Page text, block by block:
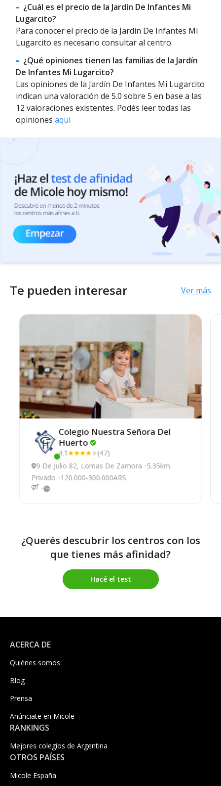
¿Cuál es el precio de la Jardín De Infantes Mi
Lugarcito?
Para conocer el precio de la Jardín De Infantes Mi
Lugarcito es necesario consultar al centro.
¿Qué opiniones tienen las familias de la Jardín
De Infantes Mi Lugarcito?
Las opiniones de la Jardín De Infantes Mi Lugarcito
indican una valoración de 5.0 sobre 5 en base a las
12 valoraciones existentes. Podés leer todas las
opiniones aquí
Te pueden interesar Ver más
Este centro ha estado online recientemente
Colegio Nuestra Señora Del
Huerto
4.1
(47)
9 De Julio 82, Lomas De Zamora 5.35km
Privado
120.000-300.000ARS
¿Querés descubrir los centros con los
que tienes más afinidad?
Hacé el test
ACERCA DE
Quiénes somos
Blog
Prensa
Anúnciate en Micole
RANKINGS
Mejores colegios de Argentina
OTROS PAÍSES
Micole España